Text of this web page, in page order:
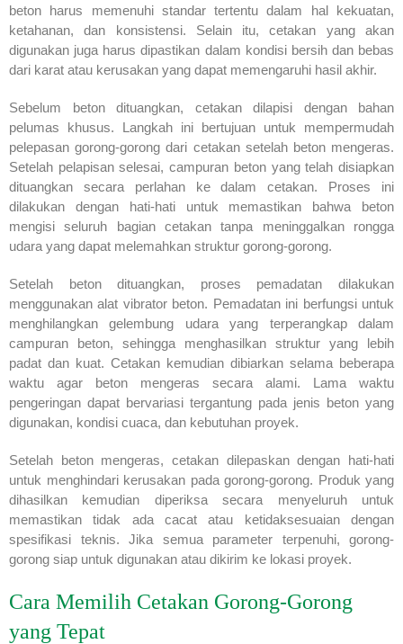
beton harus memenuhi standar tertentu dalam hal kekuatan,
ketahanan, dan konsistensi. Selain itu, cetakan yang akan
digunakan juga harus dipastikan dalam kondisi bersih dan bebas
dari karat atau kerusakan yang dapat memengaruhi hasil akhir.
Sebelum beton dituangkan, cetakan dilapisi dengan bahan
pelumas khusus. Langkah ini bertujuan untuk mempermudah
pelepasan gorong-gorong dari cetakan setelah beton mengeras.
Setelah pelapisan selesai, campuran beton yang telah disiapkan
dituangkan secara perlahan ke dalam cetakan. Proses ini
dilakukan dengan hati-hati untuk memastikan bahwa beton
mengisi seluruh bagian cetakan tanpa meninggalkan rongga
udara yang dapat melemahkan struktur gorong-gorong.
Setelah beton dituangkan, proses pemadatan dilakukan
menggunakan alat vibrator beton. Pemadatan ini berfungsi untuk
menghilangkan gelembung udara yang terperangkap dalam
campuran beton, sehingga menghasilkan struktur yang lebih
padat dan kuat. Cetakan kemudian dibiarkan selama beberapa
waktu agar beton mengeras secara alami. Lama waktu
pengeringan dapat bervariasi tergantung pada jenis beton yang
digunakan, kondisi cuaca, dan kebutuhan proyek.
Setelah beton mengeras, cetakan dilepaskan dengan hati-hati
untuk menghindari kerusakan pada gorong-gorong. Produk yang
dihasilkan kemudian diperiksa secara menyeluruh untuk
memastikan tidak ada cacat atau ketidaksesuaian dengan
spesifikasi teknis. Jika semua parameter terpenuhi, gorong-
gorong siap untuk digunakan atau dikirim ke lokasi proyek.
Cara Memilih Cetakan Gorong-Gorong
yang Tepat